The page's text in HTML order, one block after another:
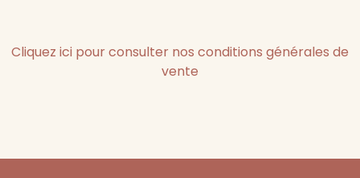
Cliquez ici pour consulter nos conditions générales de
vente